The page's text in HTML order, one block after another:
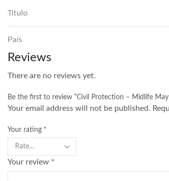
Título
País
Reviews
There are no reviews yet.
Be the first to review “Civil Protection – Midlife
Your email address will not be published.
Your rating *
Your review *